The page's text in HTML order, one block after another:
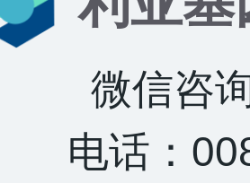
微信咨
电话：